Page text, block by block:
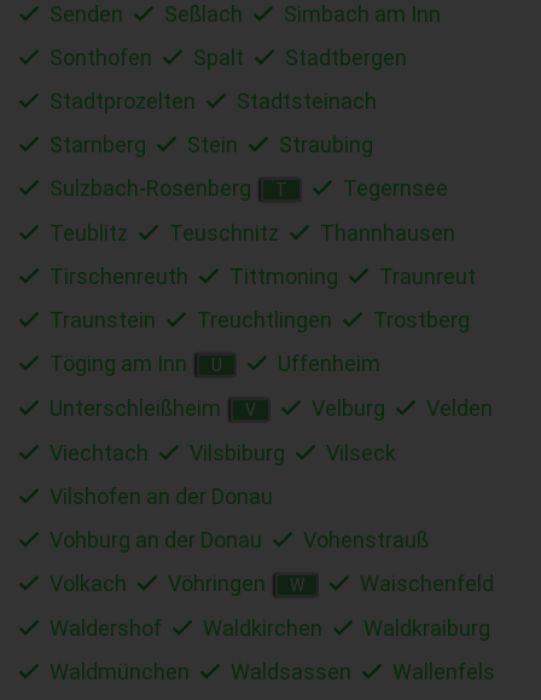
Senden
Seßlach
Simbach am Inn
Sonthofen
Spalt
Stadtbergen
Stadtprozelten
Stadtsteinach
Starnberg
Stein
Straubing
Sulzbach-Rosenberg
T
Tegernsee
Teublitz
Teuschnitz
Thannhausen
Tirschenreuth
Tittmoning
Traunreut
Traunstein
Treuchtlingen
Trostberg
Töging am Inn
U
Uffenheim
Unterschleißheim
V Velburg
Velden
Viechtach
Vilsbiburg
Vilseck
Vilshofen an der Donau
Vohburg an der Donau
Vohenstrauß
Volkach
Vöhringen W
Waischenfeld
Waldershof
Waldkirchen
Waldkraiburg
Waldmünchen
Waldsassen
Wallenfels